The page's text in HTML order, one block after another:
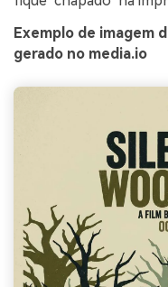
Exemplo de imagem
gerado no media.io